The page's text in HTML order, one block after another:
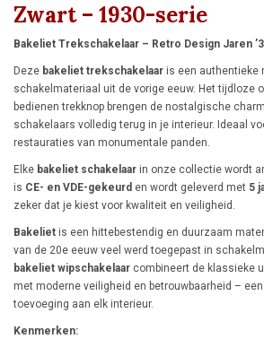
Zwart – 1930-serie
Bakeliet Trekschakelaar – Retro Design Jaren
Deze bakeliet trekschakelaar is een authentieke
schakelmateriaal uit de vorige eeuw. Het tijdloze
bedienen trekknop brengen de nostalgische
schakelaars volledig terug in je interieur. Ideaal
restauraties van monumentale panden.
Elke bakeliet schakelaar in onze collectie wordt
is CE- en VDE-gekeurd en wordt geleverd met 5
zeker dat je kiest voor kwaliteit en veiligheid.
Bakeliet is een hittebestendig en duurzaam
van de 20e eeuw veel werd toegepast in
bakeliet wipschakelaar combineert de klassieke
met moderne veiligheid en betrouwbaarheid –
toevoeging aan elk interieur.
Kenmerken: